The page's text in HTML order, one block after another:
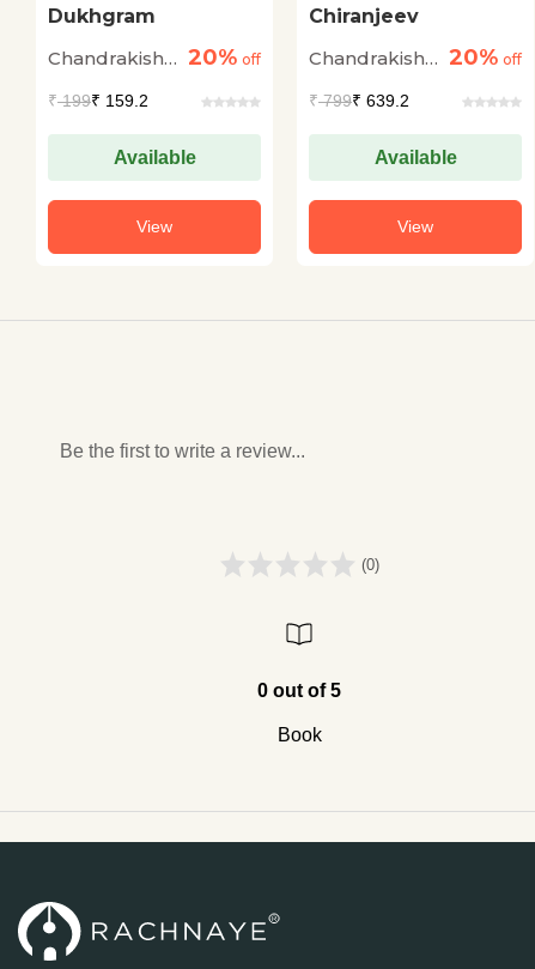
Dukhgram
Chandrakishore20% off
₹199₹ 159.2
Available
View
Chiranjeev
Chandrakishore20% off
₹799₹ 639.2
Available
View
Be the first to write a review...
(0)
0 out of 5
Book